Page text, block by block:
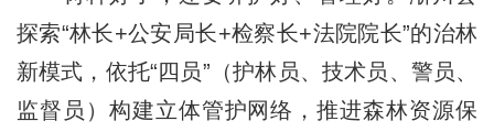
探索“林长+公安局长+检察长+法院院长”的治林
新模式，依托“四员”（护林员、技术员、警员、
监督员）构建立体管护网络，推进森林资源保